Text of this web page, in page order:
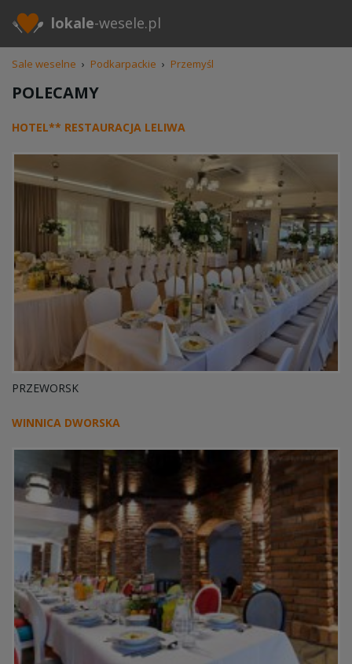
lokale-wesele.pl
Sale weselne › Podkarpackie › Przemyśl
POLECAMY
HOTEL** RESTAURACJA LELIWA
PRZEWORSK
WINNICA DWORSKA